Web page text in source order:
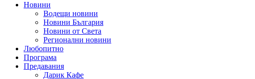
Новини
Водещи новини
Новини България
Новини от Света
Регионални новини
Любопитно
Програма
Предавания
Дарик Кафе